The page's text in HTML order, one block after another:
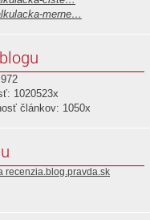
merne…
1020523x
článkov: 1050x
recenzia.blog.pravda.sk